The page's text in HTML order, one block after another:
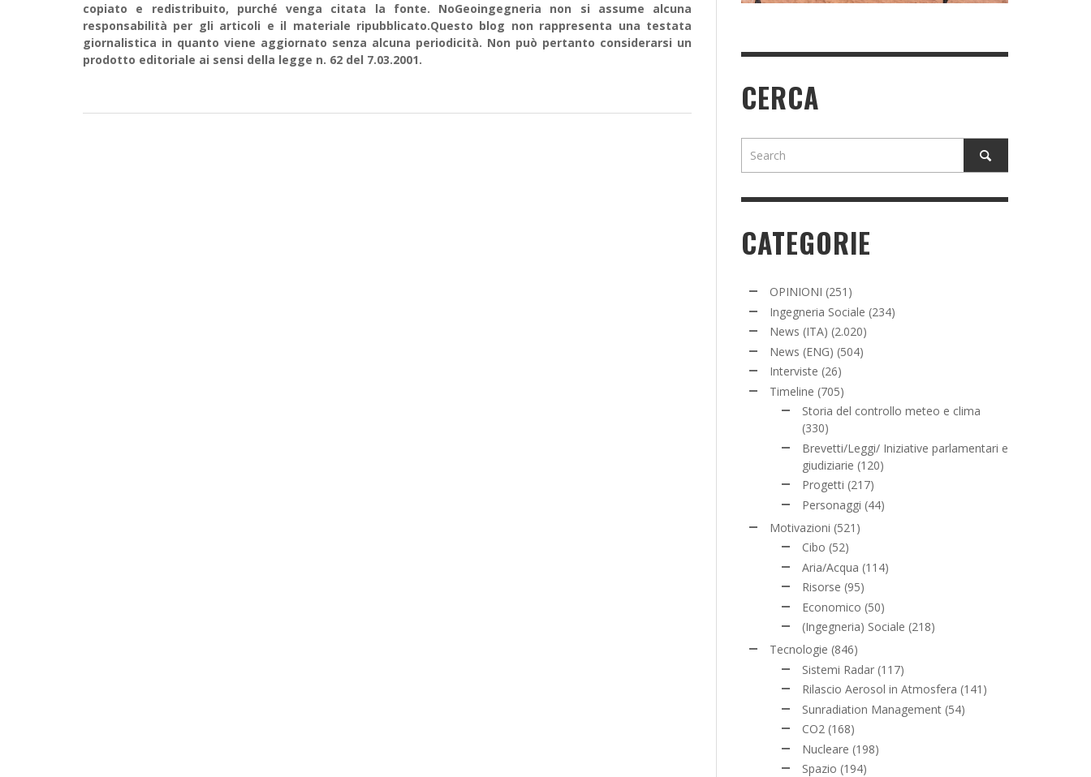
copiato e redistribuito, purché venga citata la fonte. NoGeoingegneria non si assume alcuna
responsabilità per gli articoli e il materiale ripubblicato.Questo blog non rappresenta una testata
giornalistica in quanto viene aggiornato senza alcuna periodicità. Non può pertanto considerarsi un
prodotto editoriale ai sensi della legge n. 62 del 7.03.2001.
CERCA
CATEGORIE
OPINIONI (251)
Ingegneria Sociale (234)
News (ITA) (2.020)
News (ENG) (504)
Interviste (26)
Timeline (705)
Storia del controllo meteo e clima
(330)
Brevetti/Leggi/ Iniziative parlamentari e
giudiziarie (120)
Progetti (217)
Personaggi (44)
Motivazioni (521)
Cibo (52)
Aria/Acqua (114)
Risorse (95)
Economico (50)
(Ingegneria) Sociale (218)
Tecnologie (846)
Sistemi Radar (117)
Rilascio Aerosol in Atmosfera (141)
Sunradiation Management (54)
CO2 (168)
Nucleare (198)
Spazio (194)